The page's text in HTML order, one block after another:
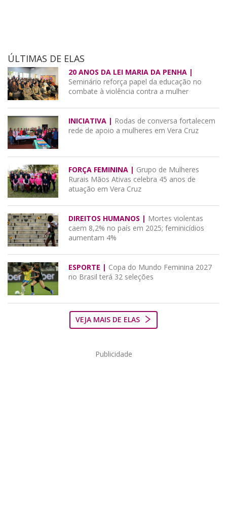
ÚLTIMAS DE ELAS
20 ANOS DA LEI MARIA DA PENHA |
Seminário reforça papel da educação no
combate à violência contra a mulher
INICIATIVA | Rodas de conversa fortalecem
rede de apoio a mulheres em Vera Cruz
FORÇA FEMININA | Grupo de Mulheres
Rurais Mãos Ativas celebra 45 anos de
atuação em Vera Cruz
DIREITOS HUMANOS | Mortes violentas
caem 8,2% no país em 2025; feminicídios
aumentam 4%
ESPORTE | Copa do Mundo Feminina 2027
no Brasil terá 32 seleções
VEJA MAIS DE ELAS
Publicidade